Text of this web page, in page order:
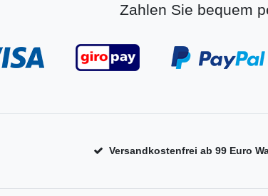
Zahlen Sie bequem
Versandkostenfrei ab 99 Euro